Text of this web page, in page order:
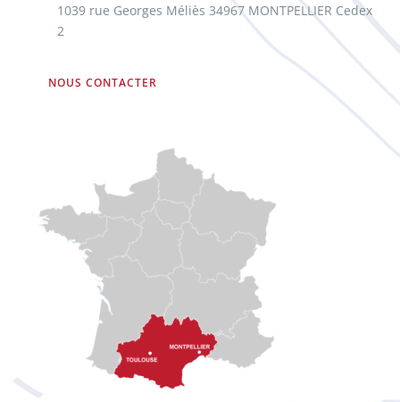
1039 rue Georges Méliès 34967 MONTPELLIER Cedex
2
NOUS CONTACTER